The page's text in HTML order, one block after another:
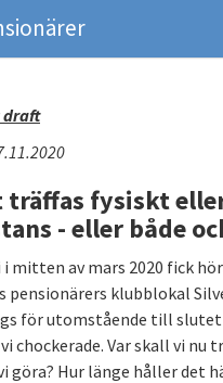
draft
träffas fysiskt
- eller både
i mitten av mars 2020 fick
pensionärers klubblokal
för utomstående till slutet
chockerade. Var skall vi nu
göra? Hur länge håller det